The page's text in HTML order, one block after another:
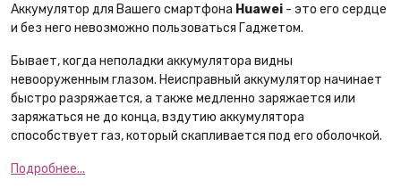
Аккумулятор для Вашего смартфона Huawei - это его сердце
и без него невозможно пользоваться Гаджетом.
Бывает, когда неполадки аккумулятора видны
невооруженным глазом. Неисправный аккумулятор начинает
быстро разряжается, а также медленно заряжается или
заряжаться не до конца, вздутию аккумулятора
способствует газ, который скапливается под его оболочкой.
Подробнее...